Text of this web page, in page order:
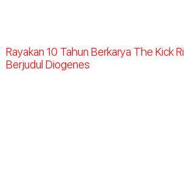
Rayakan 10 Tahun Berkarya The Kick
Berjudul Diogenes